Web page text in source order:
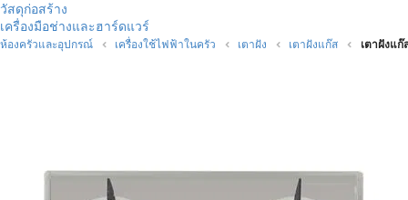
วัสดุก่อสร้าง
เครื่องมือช่างและฮาร์ดแวร์
ห้องครัวและอุปกรณ์ เครื่องใช้ไฟฟ้าในครัว เตาฝัง เตาฝังแก๊ส เตาฝังแก๊